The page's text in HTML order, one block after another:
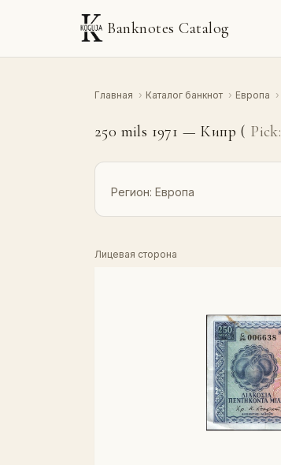
Banknotes Catalog
Главная › Каталог банкнот › Европа ›
250 mils 1971 — Кипр ( Pick:
Регион: Европа
Лицевая сторона